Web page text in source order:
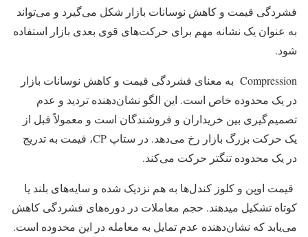
فشردگی قیمت و کاهش نوسانات بازار شکل می‌گیرد و می‌تواند
به عنوان یک نشانه مهم برای حرکت‌های قوی بعدی بازار استفاده
شود.
Compression به معنای فشردگی قیمت و کاهش نوسانات بازار
در یک محدوده خاص است. این الگو نشان‌دهنده تردید و عدم
تصمیم‌گیری بین خریداران و فروشندگان است و معمولاً قبل از
یک حرکت بزرگ بازار رخ می‌دهد. در ستاپ CP، قیمت به تدریج
در یک محدوده تنگتر حرکت می‌کند.
قیمت اوپن و کلوز کندل‌ها به هم نزدیک شده و سایه‌های بلند یا
کوتاه تشکیل میدهند. حجم معاملات در دوره‌های فشردگی کاهش
می‌یابد که نشان‌دهنده عدم تمایل به معامله در این محدوده است.